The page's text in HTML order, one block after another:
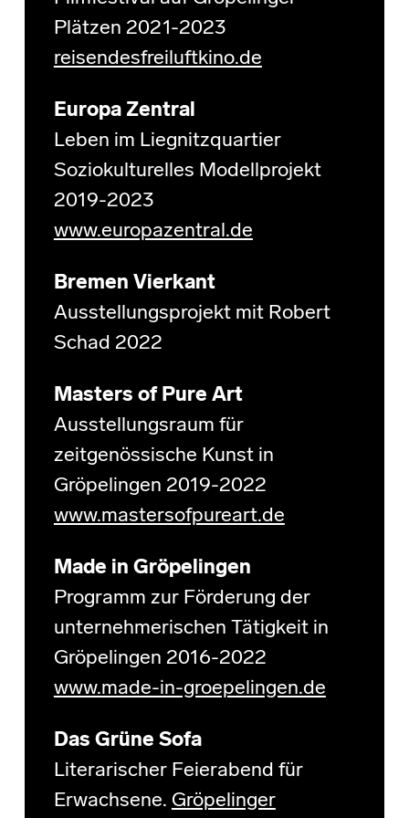
Plätzen 2021-2023
reisendesfreiluftkino.de
Europa Zentral
Leben im Liegnitzquartier
Soziokulturelles Modellprojekt
2019-2023
www.europazentral.de
Bremen Vierkant
Ausstellungsprojekt mit Robert
Schad 2022
Masters of Pure Art
Ausstellungsraum für
zeitgenössische Kunst in
Gröpelingen 2019-2022
www.mastersofpureart.de
Made in Gröpelingen
Programm zur Förderung der
unternehmerischen Tätigkeit in
Gröpelingen 2016-2022
www.made-in-groepelingen.de
Das Grüne Sofa
Literarischer Feierabend für
Erwachsene. Gröpelinger